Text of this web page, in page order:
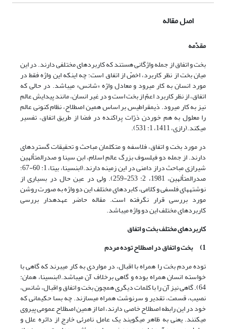
اصل مقاله
مقدّمه
بخت و اتفاق از جمله واژگانی هستند که کاربردهای مختلفی دارند. در این
میان بخت از نظر کاربرد، اخصّ از اتفاق است؛ چه اینکه این واژه فقط در
مورد انسان به کار می‏رود و معادل واژه «شانس» می‏باشد. در حالی که
اتفاق، از نظر کاربرد اعمّ از بخت است و در غیر انسان، مانند پیدایش عالم
نیز به کار می‏رود. ذیمقراطیس بر اساس همین اصطلاح، نظام کنونی عالم
را معلول به هم خوردن ذرّات پراکنده در فضا از طریق اتفاق، تفسیر
می‏کند.(رازی، 1411، 1: 531).
در مورد بخت و اتفاق، فلاسفه و متکلمان مباحث و تحقیقات گسترده‏ای
دارند. از جمله دو فیلسوف بزرگ عالم اسلام، ابن سینا و صدرالمتألهین
شیرازی مباحث دراز دامنی در این زمینه دارند.(ابن‏سینا، بی‏تا، 1: 60-67؛
صدرالمتألهین، 1981، 2: 253-259). ولی در عین حال در بسیاری از
نوشته‏های فلسفی و کلامی، کابردهای مختلف این دو واژه به صورت روشن
مورد بررسی قرار نگرفته است. مقاله حاضر عهده‏دار بررسی
کاربردهای مختلف این دو واژه می‏باشد.
کاربردهای مختلف بخت و اتفاق
1)
بخت و اتفاق در اصطلاح توده مردم
توده مردم بخت را همراه با اقبال، در مواردی به کار می‏برند که گاهی با
خواسته انسان همراه بوده و گاهی برخلاف آن می‏باشد.(ابن‏سینا، همان:
64). گاهی نیز آن را با کلمات دیگری همچون بخت و اتفاق و اقبال، شانس،
نصیب، قسمت، تقدیر و سرنوشت همراه می‏سازند. چه بسا حکیمانی که
خود در این رابطه اصطلاح خاصی دارند، اما از همین اصطلاح عمومی پیروی
می‏کنند. یعنی به ظاهر می‏گویند یک عامل نامرئی خارج از دائره علل و